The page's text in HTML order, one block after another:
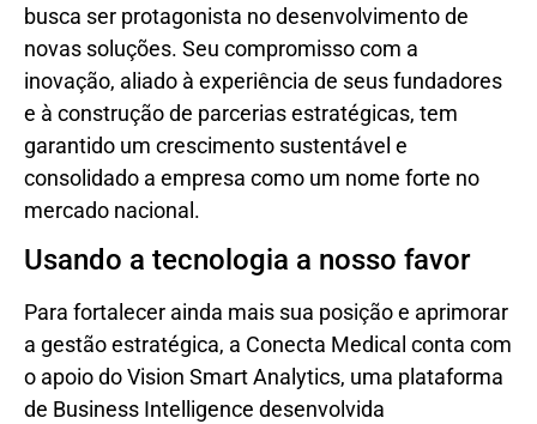
busca ser protagonista no desenvolvimento de
novas soluções. Seu compromisso com a
inovação, aliado à experiência de seus fundadores
e à construção de parcerias estratégicas, tem
garantido um crescimento sustentável e
consolidado a empresa como um nome forte no
mercado nacional.
Usando a tecnologia a nosso favor
Para fortalecer ainda mais sua posição e aprimorar
a gestão estratégica, a Conecta Medical conta com
o apoio do Vision Smart Analytics, uma plataforma
de Business Intelligence desenvolvida